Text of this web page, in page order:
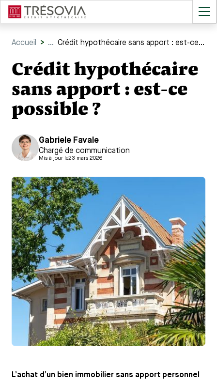
Accueil > ... Crédit hypothécaire sans apport : est-ce possible ?
Crédit hypothécaire
sans apport : est-ce
possible ?
Gabriele Favale
Chargé de communication
Mis à jour le23 mars 2026
L’achat d’un bien immobilier sans apport personnel